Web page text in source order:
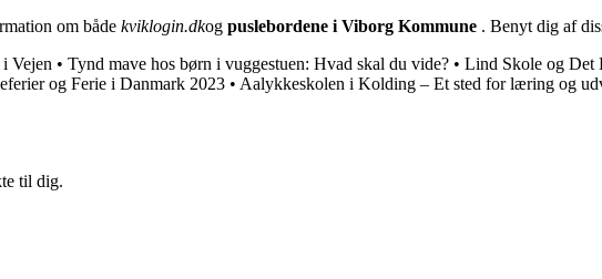
om både kviklogin.dkog puslebordene i Viborg Kommune . Benyt dig af
Vejen • Tynd mave hos børn i vuggestuen: Hvad skal du vide? • Lind Skole og Det
og Ferie i Danmark 2023 • Aalykkeskolen i Kolding – Et sted for læring og
til dig.